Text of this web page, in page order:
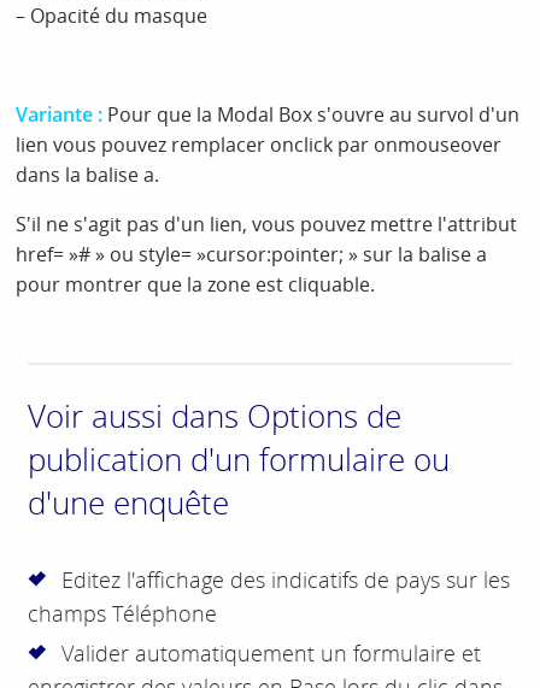
– Opacité du masque
Variante : Pour que la Modal Box s'ouvre au survol d'un
lien vous pouvez remplacer onclick par onmouseover
dans la balise a.
S'il ne s'agit pas d'un lien, vous pouvez mettre l'attribut
href= »# » ou style= »cursor:pointer; » sur la balise a
pour montrer que la zone est cliquable.
Voir aussi dans Options de
publication d'un formulaire ou
d'une enquête
Editez l'affichage des indicatifs de pays sur les
champs Téléphone
Valider automatiquement un formulaire et